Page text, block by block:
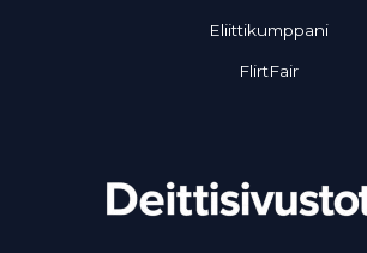
Eliittikumppani
FlirtFair